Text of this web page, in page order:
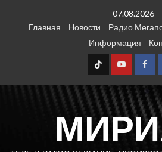
07.08.2026
Главная
Новости Радио
Информация
TT Youtube
FB1